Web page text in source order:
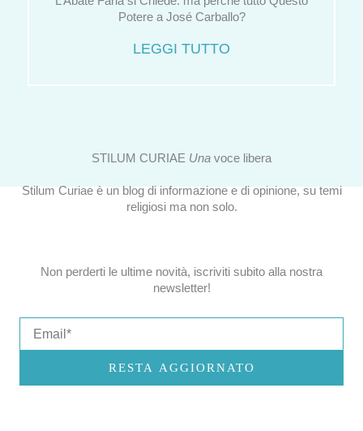
Potere a José Carballo?
LEGGI TUTTO
STILUM CURIAE Una voce libera
Stilum Curiae è un blog di informazione e di opinione, su temi
religiosi ma non solo.
Non perderti le ultime novità, iscriviti subito alla nostra
newsletter!
RESTA AGGIORNATO